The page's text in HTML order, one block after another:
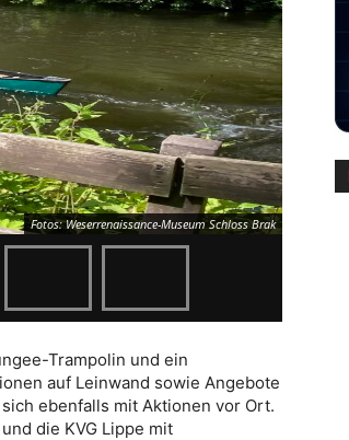
Fotos: Weserrenaissance-Museum Schloss Brak
Trampolin und ein
auf Leinwand sowie Angebote
ebenfalls mit Aktionen vor Ort.
die KVG Lippe mit